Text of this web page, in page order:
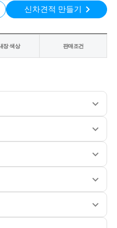
신차견적 만들기
장 색상 판매조건